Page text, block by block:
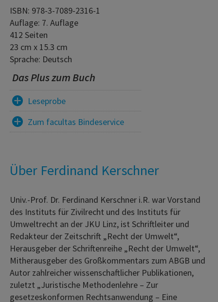
ISBN: 978-3-7089-2316-1
Auflage: 7. Auflage
412 Seiten
23 cm x 15.3 cm
Sprache: Deutsch
Das Plus zum Buch
Leseprobe
Zum facultas Bindeservice
Über Ferdinand Kerschner
Univ.-Prof. Dr. Ferdinand Kerschner i.R. war Vorstand
des Instituts für Zivilrecht und des Instituts für
Umweltrecht an der JKU Linz, ist Schriftleiter und
Redakteur der Zeitschrift „Recht der Umwelt“,
Herausgeber der Schriftenreihe „Recht der Umwelt“,
Mitherausgeber des Großkommentars zum ABGB und
Autor zahlreicher wissenschaftlicher Publikationen,
zuletzt „Juristische Methodenlehre – Zur
gesetzeskonformen Rechtsanwendung – Eine